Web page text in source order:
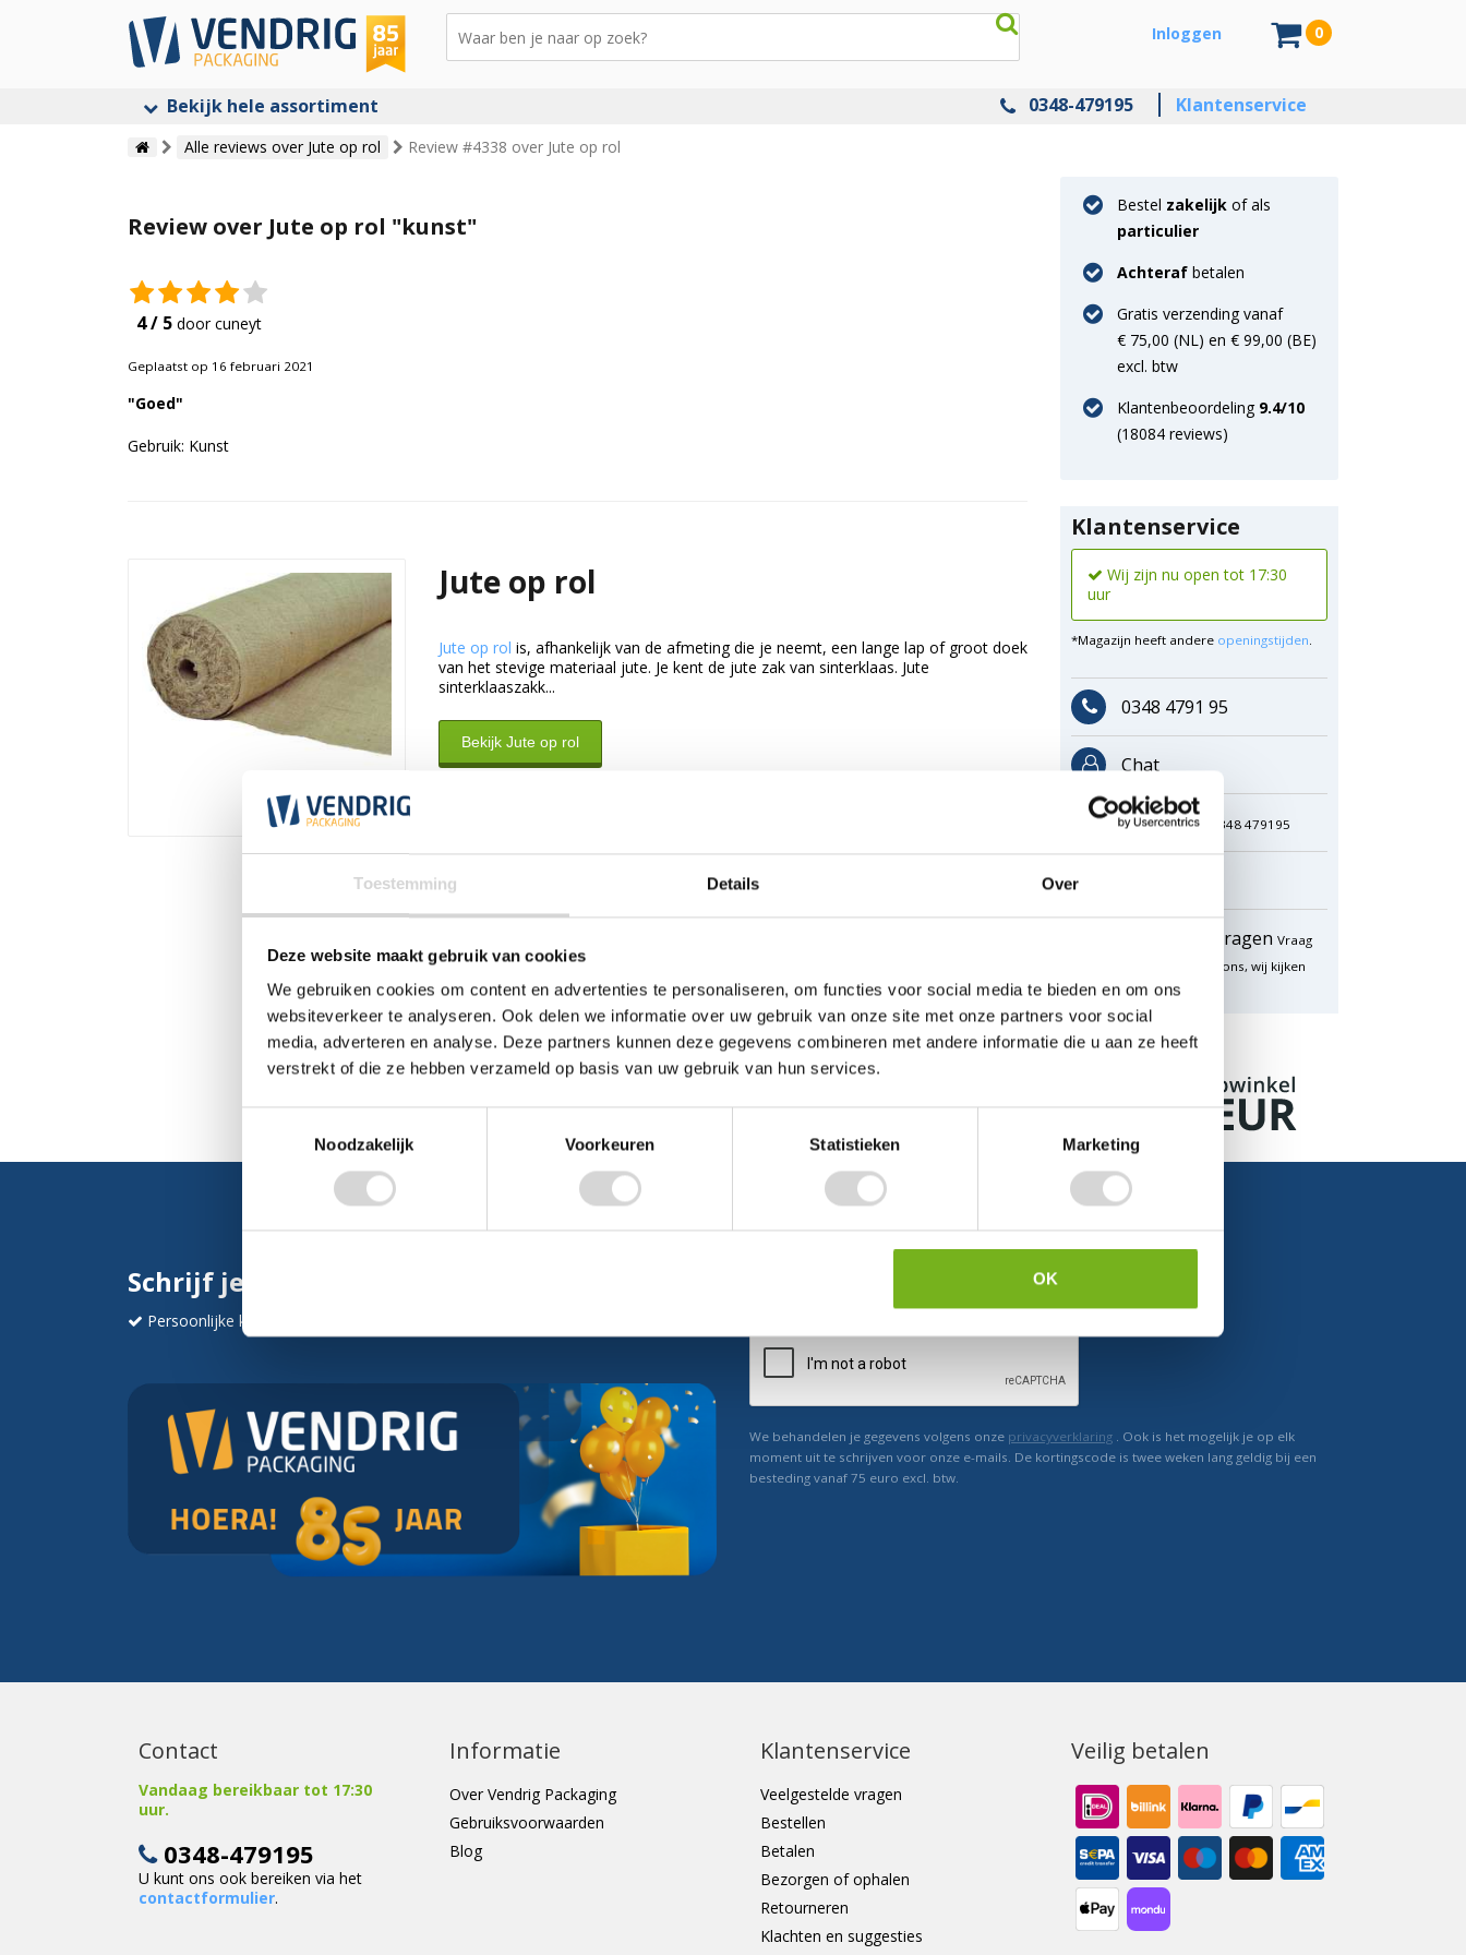
Toestemming Details Over
Deze website maakt gebruik van cookies
We gebruiken cookies om content en advertenties te personaliseren, om functies voor social media te bieden en om ons
websiteverkeer te analyseren. Ook delen we informatie over uw gebruik van onze site met onze partners voor social
media, adverteren en analyse. Deze partners kunnen deze gegevens combineren met andere informatie die u aan ze heeft
verstrekt of die ze hebben verzameld op basis van uw gebruik van hun services.
Noodzakelijk
Voorkeuren Statistieken Marketing
OK
Inloggen 0
Bekijk hele assortiment 0348-479195 Klantenservice
Alle reviews over Jute op rol Review #4338 over Jute op rol
Review over Jute op rol "kunst"
4 / 5 door cuneyt
Geplaatst op 16 februari 2021
"Goed"
Gebruik: Kunst
Jute op rol
Jute op rol is, afhankelijk van de afmeting die je neemt, een lange lap of groot doek
van het stevige materiaal jute. Je kent de jute zak van sinterklaas. Jute
sinterklaaszakk...
Bekijk Jute op rol
Bestel zakelijk of als
particulier
Achteraf betalen
Gratis verzending vanaf
€ 75,00 (NL) en € 99,00 (BE)
excl. btw
Klantenbeoordeling 9.4/10
(18084 reviews)
Klantenservice
Wij zijn nu open tot 17:30
uur
*Magazijn heeft andere openingstijden.
0348 4791 95
Chat
WhatsApp 0348 479195
Offerte aanvragen Vraag
een speciale prijs op bij ons, wij kijken
naar de mogelijkheden.
Schrijf je in en ontvang direct 5% korting
Persoonlijke korting
Ontvang direct korting
We behandelen je gegevens volgens onze privacyverklaring . Ook is het mogelijk je op elk
moment uit te schrijven voor onze e-mails. De kortingscode is twee weken lang geldig bij een
besteding vanaf 75 euro excl. btw.
Contact
Vandaag bereikbaar tot 17:30
uur.
0348-479195
U kunt ons ook bereiken via het
contactformulier.
Informatie
Over Vendrig Packaging
Gebruiksvoorwaarden
Blog
Klantenservice
Veelgestelde vragen
Bestellen
Betalen
Bezorgen of ophalen
Retourneren
Klachten en suggesties
Veilig betalen